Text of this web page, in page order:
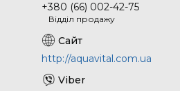
+380 (66) 002-42-75
Відділ продажу
http://aquavital.com.ua